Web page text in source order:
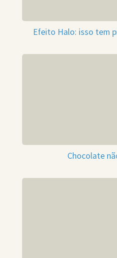
Efeito Halo: isso tem
Chocolate